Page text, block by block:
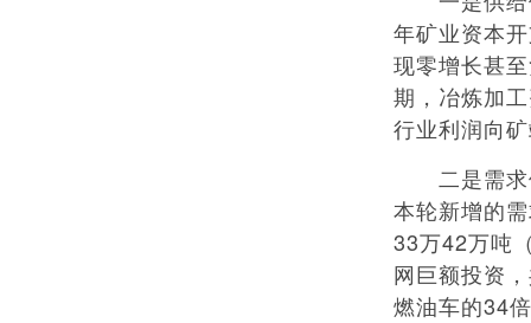
年矿业资本
现零增长甚
期，冶炼加
行业利润向
二是需求
本轮新增的
33万42万吨
网巨额投资
燃油车的34